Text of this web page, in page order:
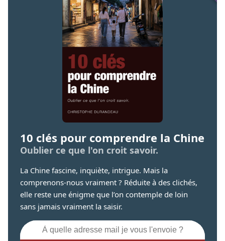
10 clés pour comprendre la Chine
Oublier ce que l'on croit savoir.
La Chine fascine, inquiète, intrigue. Mais la
comprenons-nous vraiment ? Réduite à des clichés,
elle reste une énigme que l’on contemple de loin
sans jamais vraiment la saisir.